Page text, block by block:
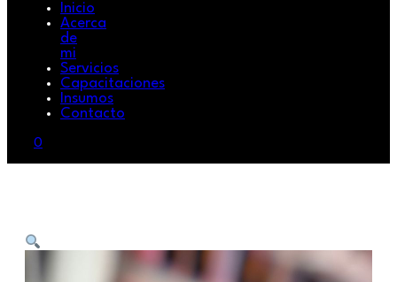
Inicio
Acerca
de
mi
Servicios
Capacitaciones
Insumos
Contacto
0